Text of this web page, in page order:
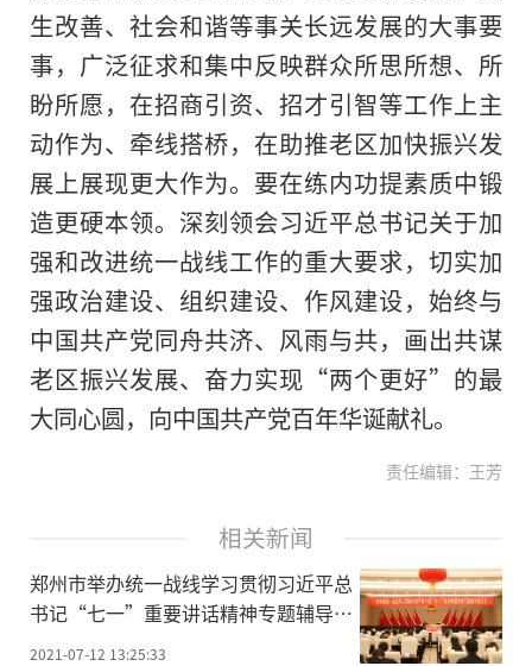
生改善、社会和谐等事关长远发展的大事要
事，广泛征求和集中反映群众所思所想、所
盼所愿，在招商引资、招才引智等工作上主
动作为、牵线搭桥，在助推老区加快振兴发
展上展现更大作为。要在练内功提素质中锻
造更硬本领。深刻领会习近平总书记关于加
强和改进统一战线工作的重大要求，切实加
强政治建设、组织建设、作风建设，始终与
中国共产党同舟共济、风雨与共，画出共谋
老区振兴发展、奋力实现“两个更好”的最
大同心圆，向中国共产党百年华诞献礼。
责任编辑：王芳
相关新闻
郑州市举办统一战线学习贯彻习近平总
书记“七一”重要讲话精神专题辅导报
告会
2021-07-12 13:25:33